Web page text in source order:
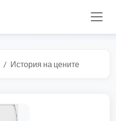
История на цените